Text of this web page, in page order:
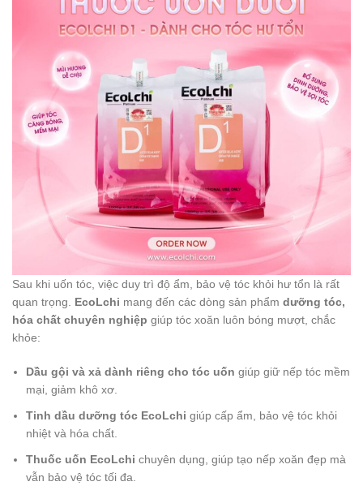
Sau khi uốn tóc, việc duy trì độ ẩm, bảo vệ tóc khỏi hư tổn là rất
quan trọng. EcoLchi mang đến các dòng sản phẩm dưỡng tóc,
hóa chất chuyên nghiệp giúp tóc xoăn luôn bóng mượt, chắc
khỏe:
Dầu gội và xả dành riêng cho tóc uốn giúp giữ nếp tóc mềm
mại, giảm khô xơ.
Tinh dầu dưỡng tóc EcoLchi giúp cấp ẩm, bảo vệ tóc khỏi
nhiệt và hóa chất.
Thuốc uốn EcoLchi chuyên dụng, giúp tạo nếp xoăn đẹp mà
vẫn bảo vệ tóc tối đa.